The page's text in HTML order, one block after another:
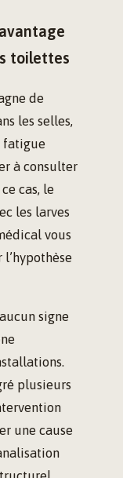
toilettes
de
les selles,
fatigue
à consulter
cas, le
les larves
vous
signe
plusieurs
une cause